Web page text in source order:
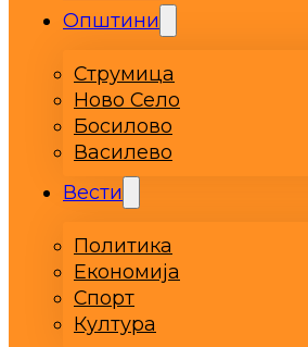
Општини
Струмица
Ново Село
Босилово
Василево
Вести
Политика
Економија
Спорт
Култура